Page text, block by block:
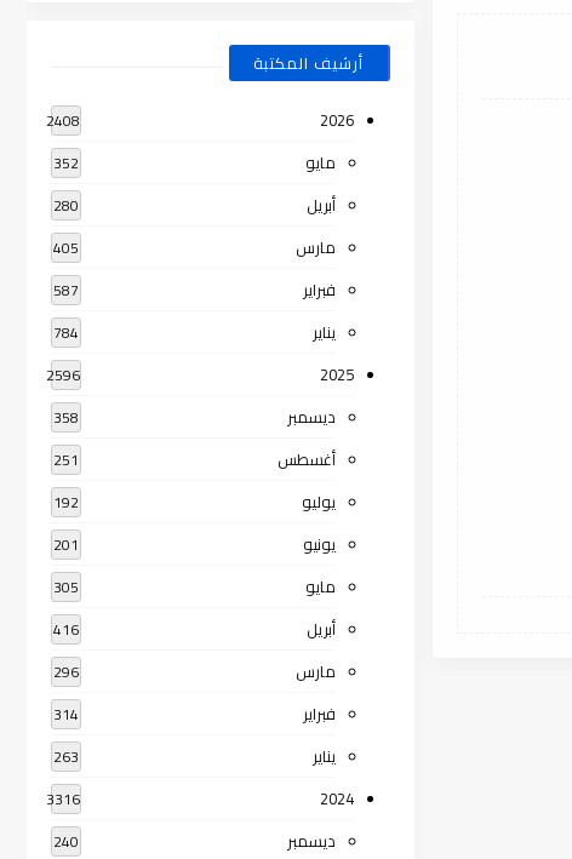
أرشيف المكتبة
2026
2408
مايو 352
أبريل 280
مارس 405
فبراير 587
يناير 784
2025
2596
ديسمبر 358
أغسطس 251
يوليو 192
يونيو 201
مايو 305
أبريل 416
مارس 296
فبراير 314
يناير 263
2024
3316
ديسمبر 240